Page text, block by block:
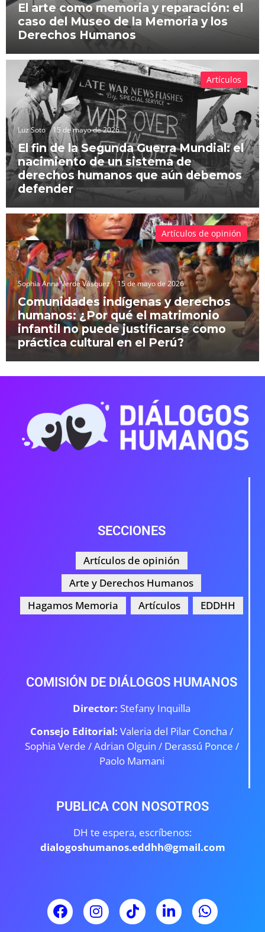
El arte como memoria y reparación: el
caso del Museo de la Memoria y los
Derechos Humanos
Luz Soto 15 de mayo de 2026
El fin de la Segunda Guerra Mundial: el
nacimiento de un sistema de
derechos humanos que aún debemos
defender
Artículos
Sophia Anna Verde Vásquez 15 de mayo de 2026
Comunidades indígenas y derechos
humanos: ¿Por qué el matrimonio
infantil no puede justificarse como
práctica cultural en el Perú?
Artículos de opinión
SECCIONES
Artículos de opinión
Arte y Derechos Humanos
Hagamos Memoria
Artículos EDDHH
COMISIÓN DE DIÁLOGOS HUMANOS
Director: Stefany Inquilla
Consejo Editorial: Valeria del Pilar Concha /
Sophia Verde /Adrian Olguin / Derassú Ponce /
Paolo Mamani
PUBLICA CON NOSOTROS
DH te espera, escríbenos:
dialogoshumanos.eddhh@gmail.com